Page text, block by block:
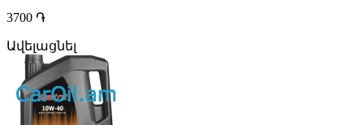
3700 ֏
Ավելացնել